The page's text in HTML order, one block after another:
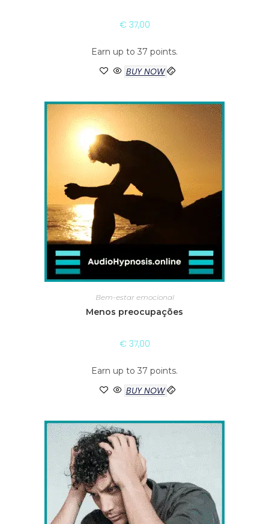
€ 37,00
Earn up to 37 points.
BUY NOW
Bem-estar emocional
Menos preocupações
€ 37,00
Earn up to 37 points.
BUY NOW